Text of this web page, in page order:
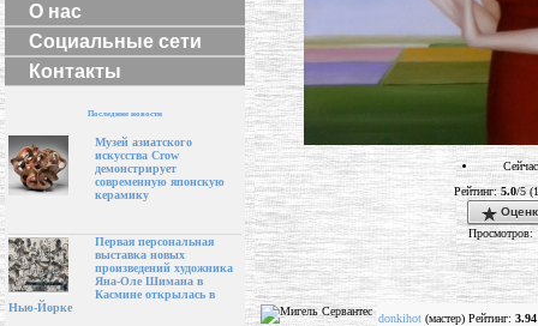
О нас
Социальные сети
Контакты
Последние новости
Музей азиатского
искусства Crow
демонстрирует
современную японскую
керамику
Первая персональная
выставка новых
произведений художника
Яна-Оле Шимана в
Касмине открылась в
Нью-Йорке
Рейтинг:5.0/5
Просмотров:
donkihot (мастер) Рейтинг: 3.94